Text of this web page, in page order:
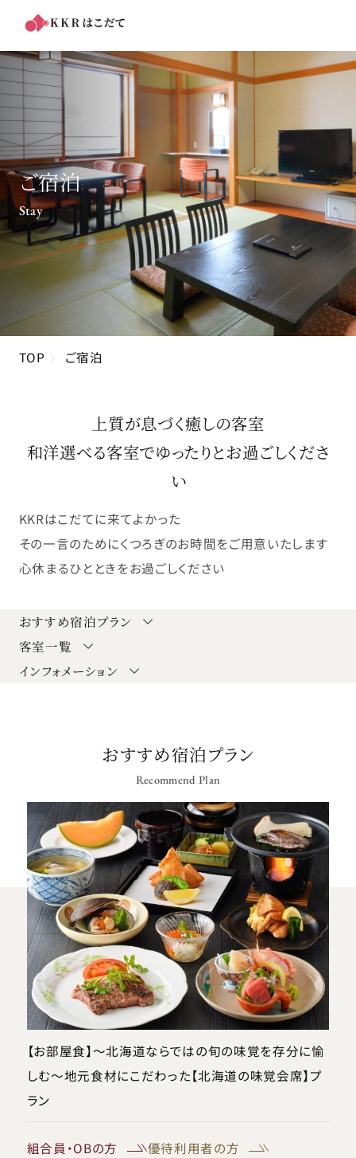
ご宿泊
Stay
TOP ご宿泊
上質が息づく癒しの客室
和洋選べる客室でゆったりとお過ごしくださ
い
KKRはこだてに来てよかった
その一言のためにくつろぎのお時間をご用意いたします
心休まるひとときをお過ごしください
おすすめ宿泊プラン
客室一覧
インフォメーション
おすすめ宿泊プラン
Recommend Plan
【お部屋食】～北海道ならではの旬の味覚を存分に愉
しむ～地元食材にこだわった【北海道の味覚会席】プ
ラン
組合員・OBの方
優待利用者の方